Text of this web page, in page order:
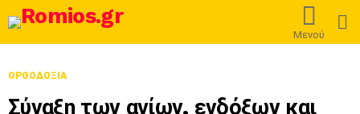
Μενού
ΟΡΘΟΔΟΞΊΑ
Σύναξη των αγίων, ενδόξων και